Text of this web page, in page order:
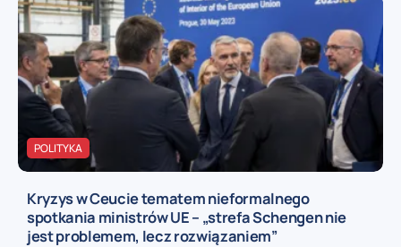
POLITYKA
Kryzys w Ceucie tematem nieformalnego
spotkania ministrów UE – „strefa Schengen nie
jest problemem, lecz rozwiązaniem”